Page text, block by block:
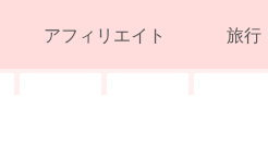
アフィリエイト 旅行